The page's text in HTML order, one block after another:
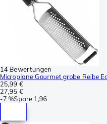
14 Bewertungen
Microplane Gourmet grobe Reibe
25,99 €
27,95 €
-7 %Spare 1,96